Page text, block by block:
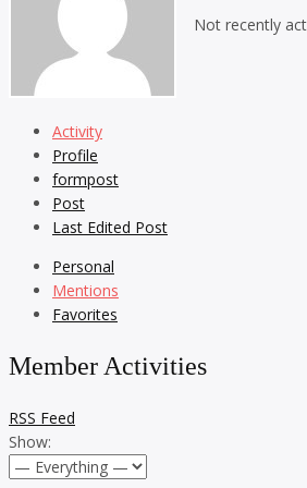
Not recently
Activity
Profile
formpost
Post
Last Edited Post
Personal
Mentions
Favorites
Member Activities
RSS Feed
Show: